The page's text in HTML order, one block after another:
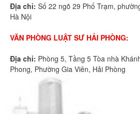
Địa chỉ: Số 22 ngõ 29 Phố Trạm,
Hà Nội
VĂN PHÒNG LUẬT SƯ HẢI PHÒNG:
Địa chỉ: Phòng 5, Tầng 5 Tòa nhà
Phong, Phường Gia Viên, Hải Phòng